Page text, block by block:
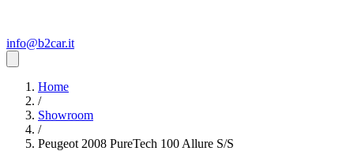
info@b2car.it
Home
/
Showroom
/
Peugeot 2008 PureTech 100 Allure S/S